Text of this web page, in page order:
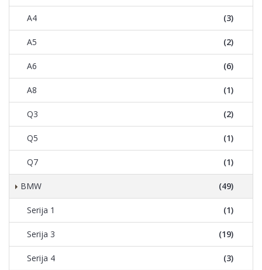
A4 (3)
A5 (2)
A6 (6)
A8 (1)
Q3 (2)
Q5 (1)
Q7 (1)
BMW (49)
Serija 1 (1)
Serija 3 (19)
Serija 4 (3)